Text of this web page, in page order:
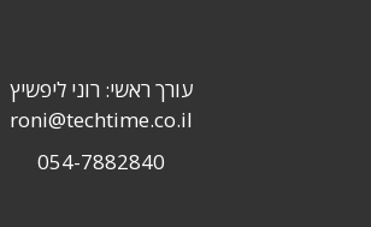
עורך ראשי: רוני ליפשיץ
roni@techtime.co.il
054-7882840